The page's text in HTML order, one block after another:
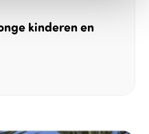
kinderen en